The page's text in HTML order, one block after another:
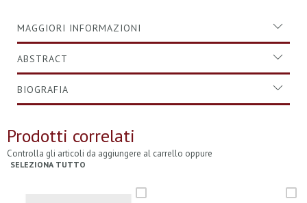
MAGGIORI INFORMAZIONI
ABSTRACT
BIOGRAFIA
Prodotti correlati
Controlla gli articoli da aggiungere al carrello oppure
SELEZIONA TUTTO